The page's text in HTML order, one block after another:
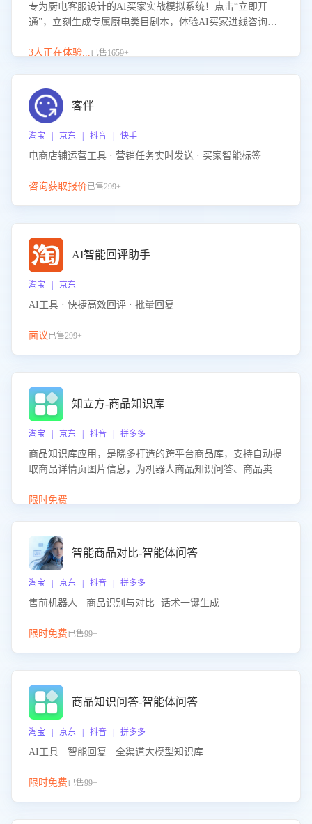
专为厨电客服设计的AI买家实战模拟系统！点击“立即开
通”，立刻生成专属厨电类目剧本，体验AI买家进线咨询真
实场景应对技巧！
3人正在体验...已售1659+
客伴
淘宝 | 京东 | 抖音 | 快手
电商店铺运营工具 · 营销任务实时发送 · 买家智能标签
咨询获取报价已售299+
AI智能回评助手
淘宝 | 京东
AI工具 · 快捷高效回评 · 批量回复
面议已售299+
知立方-商品知识库
淘宝 | 京东 | 抖音 | 拼多多
商品知识库应用，是晓多打造的跨平台商品库，支持自动提
取商品详情页图片信息，为机器人商品知识问答、商品卖点
限时免费
智能商品对比-智能体问答
淘宝 | 京东 | 抖音 | 拼多多
售前机器人 · 商品识别与对比 ·话术一键生成
限时免费已售99+
商品知识问答-智能体问答
淘宝 | 京东 | 抖音 | 拼多多
AI工具 · 智能回复 · 全渠道大模型知识库
限时免费已售99+